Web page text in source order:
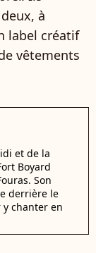
à
label créatif
vêtements
et de la
Boyard
Son
derrière le
chanter en